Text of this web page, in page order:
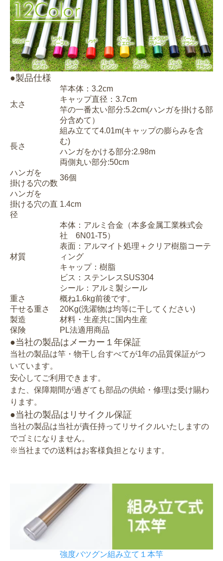
●製品仕様
太さ
竿本体：3.2cm
キャップ直径：3.7cm
竿の一番太い部分:5.2cm(ハンガを掛ける部
分含めて）
長さ
組み立てて4.01m(キャップの膨らみを含
む)
ハンガをかける部分:2.98m
両側丸い部分:50cm
ハンガを
掛ける穴の数
36個
ハンガを
掛ける穴の直
径
1.4cm
材質
本体：アルミ合金（本多金属工業株式会
社 6N01-T5）
表面：アルマイト処理＋クリア樹脂コーテ
ィング
キャップ：樹脂
ビス：ステンレスSUS304
シール：アルミ製シール
重さ
概ね1.6kg前後です。
干せる重さ
20Kg(洗濯物は均等に干してください)
製造
材料・生産共に国内生産
保険
PL法適用商品
●当社の製品はメーカー１年保証
当社の製品は竿・物干し台すべてが1年の品質保証がつ
いています。
安心してご利用できます。
また、保障期間が過ぎても部品の供給・修理は受け賜わ
ります。
●当社の製品はリサイクル保証
当社の製品は当社が責任持ってリサイクルいたしますの
でゴミになりません。
※当社までの送料はお客様負担となります。
強度バツグン組み立て１本竿